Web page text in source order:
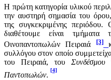
Η πρώτη κατηγορία υλικού
την αυστηρή σημασία του
της συγκεκριμένης
διαθέτουμε είναι
Οινοπαντοπωλών Πειραιά
[3]
συλλόγου στον οποίο
του Πειραιά, του Συνδέσμου
Παντοπωλών.
[4]